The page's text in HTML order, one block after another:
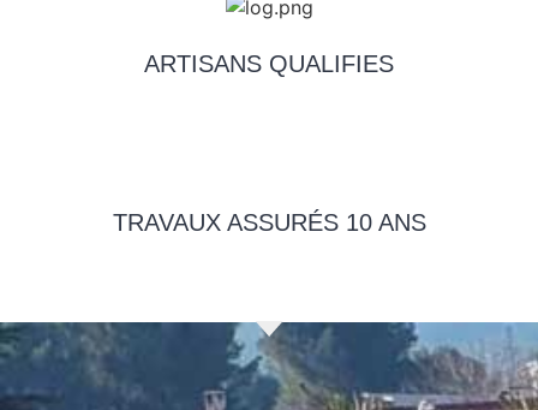
ARTISANS QUALIFIES
TRAVAUX ASSURÉS 10 ANS